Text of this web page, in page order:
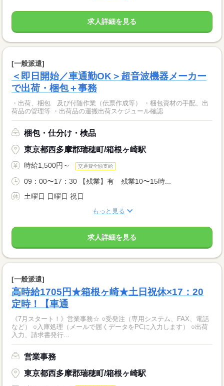
求人詳細を見る
[一般派遣]
＜即日開始／車通勤OK＞超音波機器メーカー
で出荷・梱包＋事務
・出荷、梱包 及び付随作業（伝票作成等） ・梱包資材の手配、出
荷品の管理等 ・出荷品の運搬出荷スケジュール確認
梱包・仕分け・検品
東京都西多摩郡瑞穂町/箱根ヶ崎駅
時給1,500円～ 交通費全額支給
09：00〜17：30 【残業】有 残業10〜15時...
土曜日 日曜日 祝日
もっと見る
求人詳細を見る
[一般派遣]
高時給1705円★箱根ヶ崎★土日祝休×17：20
定時！【車通
《7月スタート！》営業事務☆ ○受発注（専用システム、FAX、電話
など） ○入庫処理（メールで届くデータをPCに入力します） ○出荷
入力、請求書発行...
営業事務
東京都西多摩郡瑞穂町/箱根ヶ崎駅